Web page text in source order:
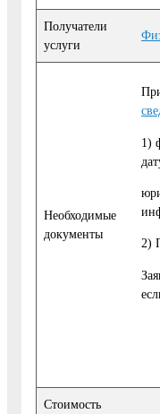
Получатели
услуги
Необходимые
документы
1)
2)
Стоимость